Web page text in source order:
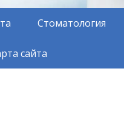
Стоматология
сайта